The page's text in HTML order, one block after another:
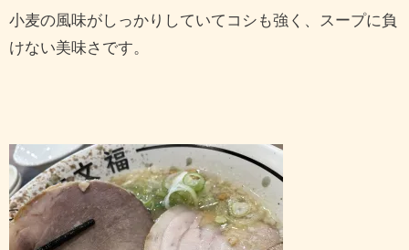
小麦の風味がしっかりしていてコシも強く、スープに負
けない美味さです。